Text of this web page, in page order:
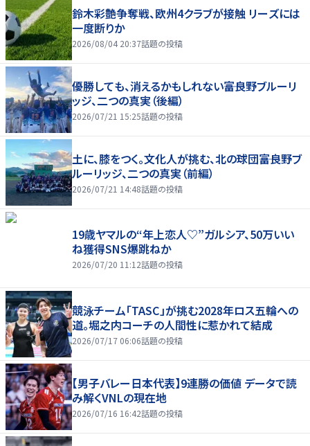
鈴木彩艶争奪戦、欧州4クラブが接触 リーズには
一度断りか
2026/08/04 20:37話題の投稿
優勝しても、消えるかもしれない――富良野ブルーリ
ッジ、二つの真実（後編）
2026/07/21 15:25話題の投稿
土に、膝をつく。文化人が挑む、北の球団――富良野ブ
ルーリッジ、二つの真実（前編）
2026/07/21 14:48話題の投稿
19歳ヤマルの“年上恋人♡”ガルシア、50万いい
ね獲得SNS爆跳ねか
2026/07/20 11:12話題の投稿
競泳チーム「TASC」が挑む2028年ロス五輪への
道。堀之内コーチの人間性に惹かれて結成
2026/07/17 06:06話題の投稿
【男子バレー日本代表】9連勝の価値 データで読
み解くVNLの現在地
2026/07/16 16:42話題の投稿